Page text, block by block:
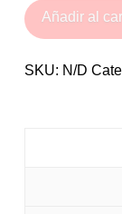
joueur
pour
Añadir al
SKU: N/D